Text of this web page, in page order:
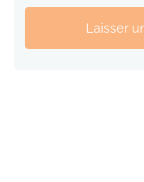
Laisser